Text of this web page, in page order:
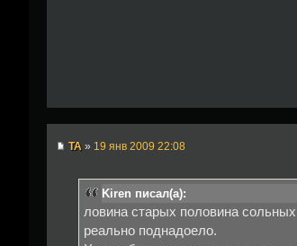
TA » 19 янв 2009 22:08
Kiren писал(а):
ловина старых половина
реально поднадоело.